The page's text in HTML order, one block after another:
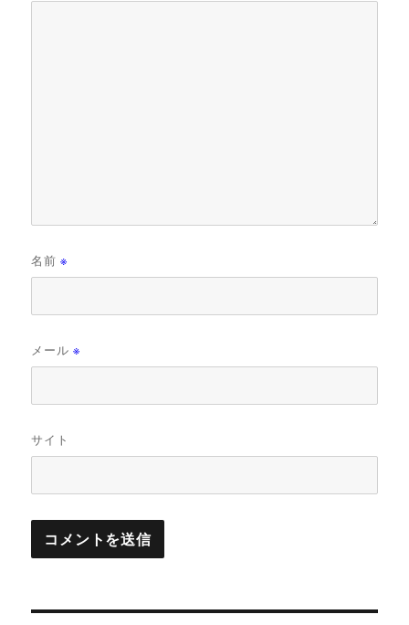
名前※
メール※
サイト